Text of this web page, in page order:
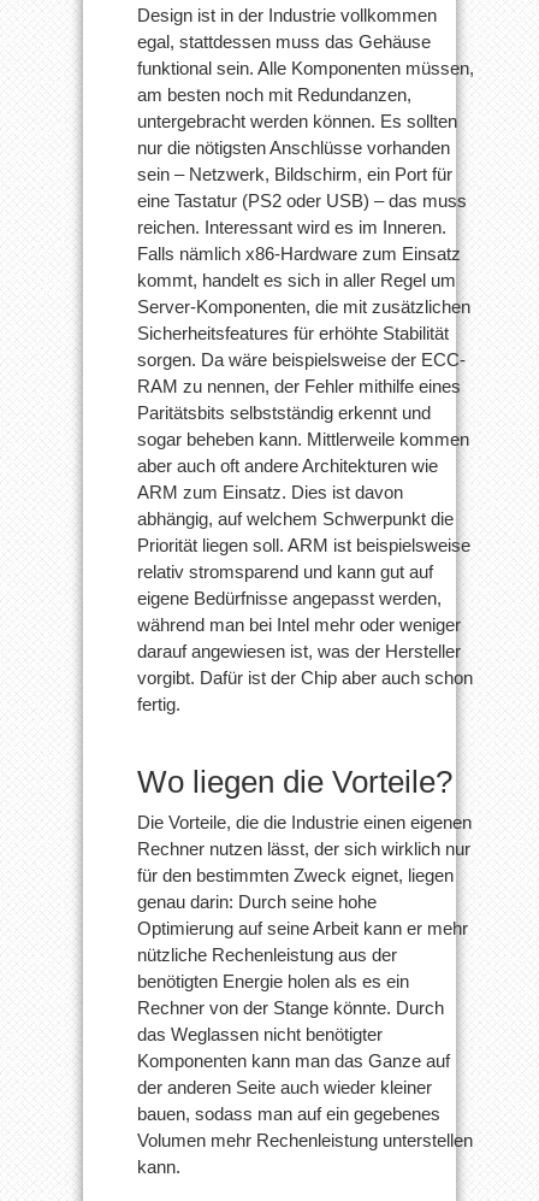
Design ist in der Industrie vollkommen
egal, stattdessen muss das Gehäuse
funktional sein. Alle Komponenten müssen,
am besten noch mit Redundanzen,
untergebracht werden können. Es sollten
nur die nötigsten Anschlüsse vorhanden
sein – Netzwerk, Bildschirm, ein Port für
eine Tastatur (PS2 oder USB) – das muss
reichen. Interessant wird es im Inneren.
Falls nämlich x86-Hardware zum Einsatz
kommt, handelt es sich in aller Regel um
Server-Komponenten, die mit zusätzlichen
Sicherheitsfeatures für erhöhte Stabilität
sorgen. Da wäre beispielsweise der ECC-
RAM zu nennen, der Fehler mithilfe eines
Paritätsbits selbstständig erkennt und
sogar beheben kann. Mittlerweile kommen
aber auch oft andere Architekturen wie
ARM zum Einsatz. Dies ist davon
abhängig, auf welchem Schwerpunkt die
Priorität liegen soll. ARM ist beispielsweise
relativ stromsparend und kann gut auf
eigene Bedürfnisse angepasst werden,
während man bei Intel mehr oder weniger
darauf angewiesen ist, was der Hersteller
vorgibt. Dafür ist der Chip aber auch schon
fertig.
Wo liegen die Vorteile?
Die Vorteile, die die Industrie einen eigenen
Rechner nutzen lässt, der sich wirklich nur
für den bestimmten Zweck eignet, liegen
genau darin: Durch seine hohe
Optimierung auf seine Arbeit kann er mehr
nützliche Rechenleistung aus der
benötigten Energie holen als es ein
Rechner von der Stange könnte. Durch
das Weglassen nicht benötigter
Komponenten kann man das Ganze auf
der anderen Seite auch wieder kleiner
bauen, sodass man auf ein gegebenes
Volumen mehr Rechenleistung unterstellen
kann.